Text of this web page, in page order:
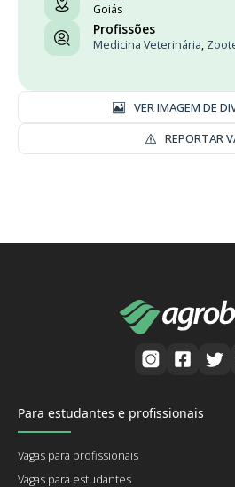
Goiás
Profissões
Medicina Veterinária,
VER IMAGEM DE
REPORTAR
Para estudantes e profissionais
Vagas para profissionais
Vagas para estudantes